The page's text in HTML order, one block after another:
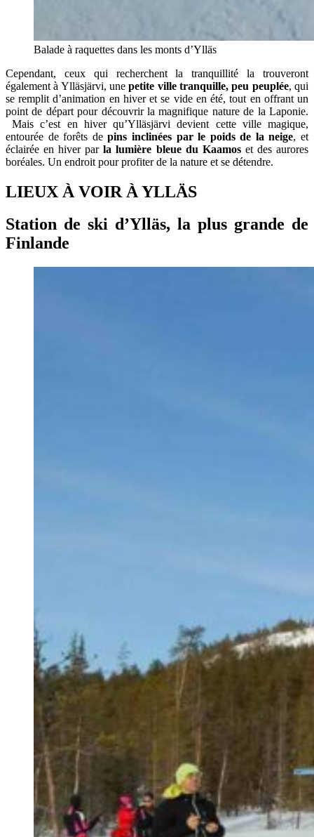
Balade à raquettes dans les monts d’Ylläs
Cependant, ceux qui recherchent la tranquillité la trouveront
également à Ylläsjärvi, une petite ville tranquille, peu peuplée, qui
se remplit d’animation en hiver et se vide en été, tout en offrant un
point de départ pour découvrir la magnifique nature de la Laponie.
Mais c’est en hiver qu’Ylläsjärvi devient cette ville magique,
entourée de forêts depins inclinées par le poids de la neige, et
éclairée en hiver parla lumière bleue du Kaamoset des aurores
boréales. Un endroit pour profiter de la nature et se détendre.
LIEUX À VOIR À YLLÄS
Station de ski d’Ylläs, la plus grande de
Finlande